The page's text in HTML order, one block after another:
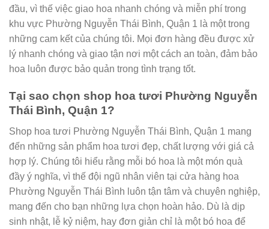
đầu, vì thế việc giao hoa nhanh chóng và miễn phí trong
khu vực Phường Nguyễn Thái Bình, Quận 1 là một trong
những cam kết của chúng tôi. Mọi đơn hàng đều được xử
lý nhanh chóng và giao tận nơi một cách an toàn, đảm bảo
hoa luôn được bảo quản trong tình trạng tốt.
Tại sao chọn shop hoa tươi Phường Nguyễn
Thái Bình, Quận 1?
Shop hoa tươi Phường Nguyễn Thái Bình, Quận 1 mang
đến những sản phẩm hoa tươi đẹp, chất lượng với giá cả
hợp lý. Chúng tôi hiểu rằng mỗi bó hoa là một món quà
đầy ý nghĩa, vì thế đội ngũ nhân viên tại cửa hàng hoa
Phường Nguyễn Thái Bình luôn tận tâm và chuyên nghiệp,
mang đến cho bạn những lựa chọn hoàn hảo. Dù là dịp
sinh nhật, lễ kỷ niệm, hay đơn giản chỉ là một bó hoa để